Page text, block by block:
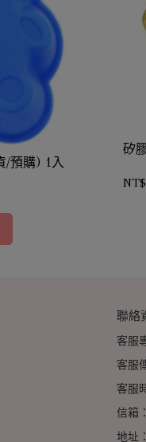
/預購) 1入
矽
聯絡
客服
客服
客服
信箱
地址